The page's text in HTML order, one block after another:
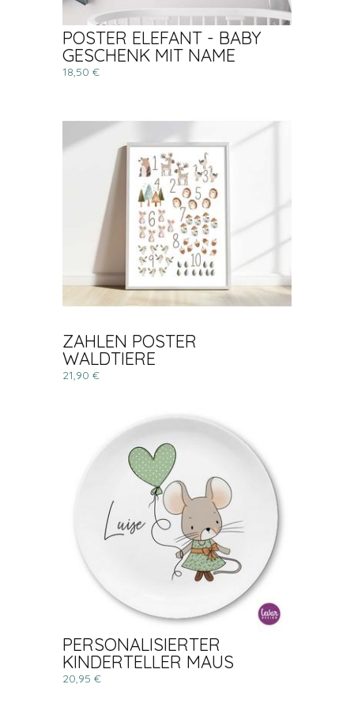
POSTER ELEFANT - BABY
GESCHENK MIT NAME
18,50 €
ZAHLEN POSTER
WALDTIERE
21,90 €
PERSONALISIERTER
KINDERTELLER MAUS
20,95 €